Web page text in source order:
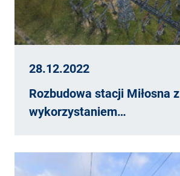
28.12.2022
Rozbudowa stacji Miłosna z
wykorzystaniem…